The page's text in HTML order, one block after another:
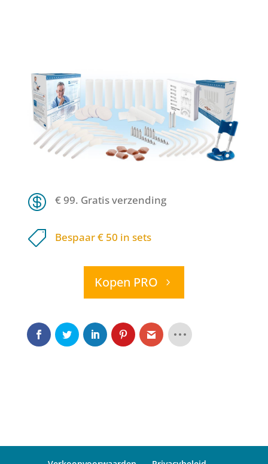
 € 99. Gratis verzending
 Bespaar € 50 in sets
Kopen PRO